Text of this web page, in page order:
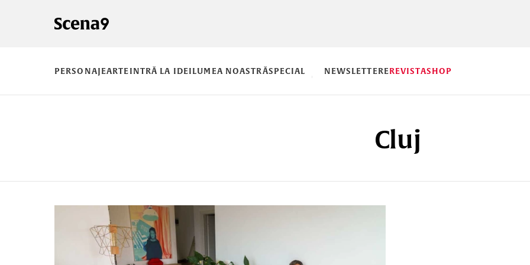
PERSONAJEARTEINTRĂ LA IDEILUMEA NOASTRĂSPECIAL NEWSLETTEREREVISTASHOP
Cluj